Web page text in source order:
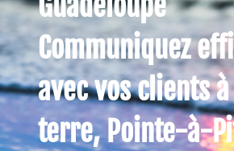
Communiquez
avec vos clients
terre, Pointe-à-